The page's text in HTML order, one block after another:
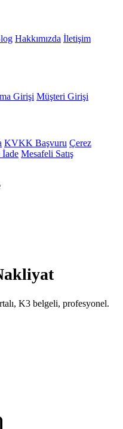
Hakkımızda İletişim
Girişi Müşteri Girişi
KVKK Başvuru Çerez
İade Mesafeli Satış
K3 belgeli, profesyonel.